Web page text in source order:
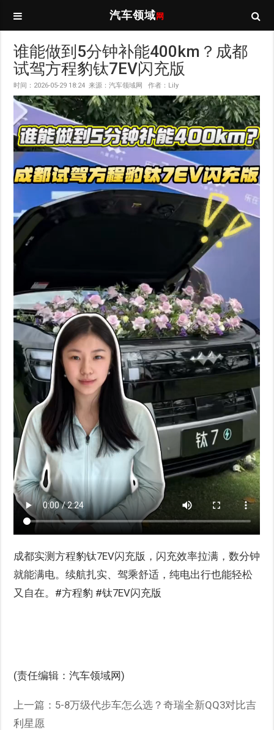
汽车领域 网
谁能做到5分钟补能400km？成都
试驾方程豹钛7EV闪充版
时间：2026-05-29 18:24 来源：汽车领域网 作者：Lily
成都实测方程豹钛7EV闪充版，闪充效率拉满，数分钟
就能满电。续航扎实、驾乘舒适，纯电出行也能轻松
又自在。#方程豹 #钛7EV闪充版
(责任编辑：汽车领域网)
上一篇： 5-8万级代步车怎么选？奇瑞全新QQ3对比吉
利星愿